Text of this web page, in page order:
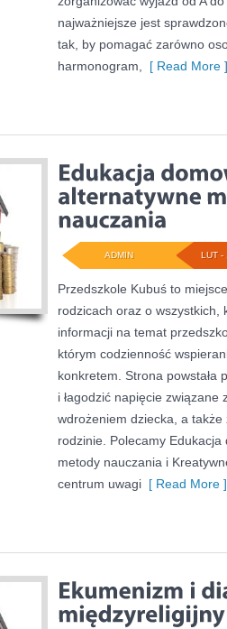
najważniejsze jest
tak, by pomagać zarówno
harmonogram,
[ Read More ]
LUT -
ADMIN
Przedszkole Kubuś to
rodzicach oraz o wszystkich,
informacji na temat
którym codzienność
konkretem. Strona powstała
i łagodzić napięcie
wdrożeniem dziecka, a
rodzinie. Polecamy
metody nauczania i
centrum uwagi [ Read More ]